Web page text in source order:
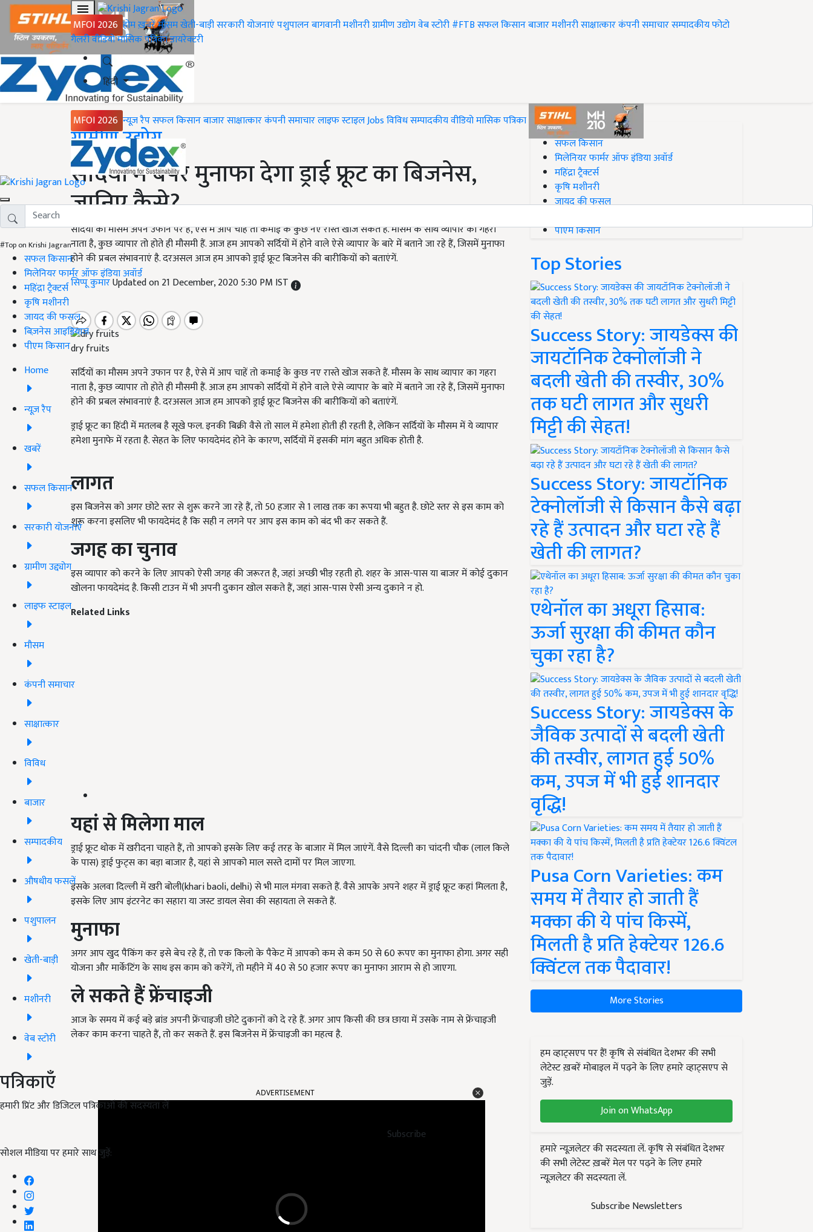
MFOI 2026 होमख़बरेंमौसमखेती-बाड़ीसरकारी योजनाएंपशुपालनबागवानीमशीनरीग्रामीण उद्योगवेब स्टोरी#FTBसफल किसानबाजारमशीनरीसाक्षात्कारकंपनी समाचारसम्पादकीयफोटो
गैलरीवीडियोमासिक पत्रिकाडायरेक्टरी
हिंदी
MFOI 2026 न्यूज़ रैपसफल किसानबाजारसाक्षात्कारकंपनी समाचारलाइफ स्टाइलJobsविविधसम्पादकीयवीडियोमासिक पत्रिका
#Top on Krishi Jagran
सफल किसान
मिलेनियर फार्मर ऑफ इंडिया अवॉर्ड
महिंद्रा ट्रैक्टर्स
कृषि मशीनरी
जायद की फसल
बिज़नेस आइडियाज
पीएम किसान
Home
न्यूज़ रैप
खबरें
सफल किसान
सरकारी योजनाएं
ग्रामीण उद्द्योग
लाइफ स्टाइल
मौसम
कंपनी समाचार
साक्षात्कार
विविध
बाजार
सम्पादकीय
औषधीय फसलें
पशुपालन
खेती-बाड़ी
मशीनरी
वेब स्टोरी
पत्रिकाएँ
हमारी प्रिंट और डिजिटल पत्रिकाओं की सदस्यता लें
Subscribe
सोशल मीडिया पर हमारे साथ जुड़ें:
Home
ग्रामीण उद्योग
सर्दियों में बंपर मुनाफा देगा ड्राई फ्रूट का बिजनेस,
जानिए कैसे?
सर्दियों का मौसम अपने उफान पर है, ऐसे में आप चाहें तो कमाई के कुछ नए रास्ते खोज सकते हैं. मौसम के साथ व्यापार का गहरा
नाता है, कुछ व्यापार तो होते ही मौसमी हैं. आज हम आपको सर्दियों में होने वाले ऐसे व्यापार के बारे में बताने जा रहे हैं, जिसमें मुनाफा
होने की प्रबल संभावनाएं है. दरअसल आज हम आपको ड्राई फ्रूट बिजनेस की बारीकियों को बताएंगें.
सिप्पू कुमारUpdated on 21 December, 2020 5:30 PM IST
dry fruits
सर्दियों का मौसम अपने उफान पर है, ऐसे में आप चाहें तो कमाई के कुछ नए रास्ते खोज सकते हैं. मौसम के साथ व्यापार का गहरा
नाता है, कुछ व्यापार तो होते ही मौसमी हैं. आज हम आपको सर्दियों में होने वाले ऐसे व्यापार के बारे में बताने जा रहे हैं, जिसमें मुनाफा
होने की प्रबल संभावनाएं है. दरअसल आज हम आपको ड्राई फ्रूट बिजनेस की बारीकियों को बताएंगें.
ड्राई फ्रूट का हिंदी में मतलब है सूखे फल. इनकी बिक्री वैसे तो साल में हमेशा होती ही रहती है, लेकिन सर्दियों के मौसम में ये व्यापार
हमेशा मुनाफे में रहता है. सेहत के लिए फायदेमंद होने के कारण, सर्दियों में इसकी मांग बहुत अधिक होती है.
लागत
इस बिजनेस को अगर छोटे स्तर से शुरू करने जा रहे हैं, तो 50 हजार से 1 लाख तक का रूपया भी बहुत है. छोटे स्तर से इस काम को
शुरू करना इसलिए भी फायदेमंद है कि सही न लगने पर आप इस काम को बंद भी कर सकते हैं.
जगहका चुनाव
इस व्यापार को करने के लिए आपको ऐसी जगह की जरूरत है, जहां अच्छी भीड़ रहती हो. शहर के आस-पास या बाजर में कोई दुकान
खोलना फायदेमंद है. किसी टाउन में भी अपनी दुकान खोल सकते हैं, जहां आस-पास ऐसी अन्य दुकाने न हो.
Related Links
यहां से मिलेगा माल
ड्राई फ्रूट थोक में खरीदना चाहते हैं, तो आपको इसके लिए कई तरह के बाजार में मिल जाएंगें. वैसे दिल्ली का चांदनी चौक (लाल किले
के पास) ड्राई फुट्स का बड़ा बाजार है, यहां से आपको माल सस्ते दामों पर मिल जाएगा.
इसके अलवा दिल्ली में खरी बोली(khari baoli, delhi) से भी माल मंगवा सकते हैं. वैसे आपके अपने शहर में ड्राई फ्रूट कहां मिलता है,
इसके लिए आप इंटरनेट का सहारा या जस्ट डायल सेवा की सहायता ले सकते हैं.
मुनाफा
अगर आप खुद पैकिंग कर इसे बेच रहे हैं, तो एक किलो के पैकेट में आपको कम से कम 50 से 60 रूपए का मुनाफा होगा. अगर सही
योजना और मार्केटिंग के साथ इस काम को करेंगें, तो महीने में 40 से 50 हजार रूपए का मुनाफा आराम से हो जाएगा.
ले सकते हैंफ्रेंचाइजी
आज के समय में कई बड़े ब्रांड अपनी फ्रेंचाइजी छोटे दुकानों को दे रहे हैं. अगर आप किसी की छत्र छाया में उसके नाम से फ्रेंचाइजी
लेकर काम करना चाहते हैं, तो कर सकते हैं. इस बिजनेस में फ्रेंचाइजी का महत्व है.
#Top on Krishi Jagran
सफल किसान
मिलेनियर फार्मर ऑफ इंडिया अवॉर्ड
महिंद्रा ट्रैक्टर्स
कृषि मशीनरी
जायद की फसल
पीएम किसान
Top Stories
Success Story: जायडेक्स की
जायटॉनिक टेक्नोलॉजी ने
बदली खेती की तस्वीर, 30%
तक घटी लागत और सुधरी
मिट्टी की सेहत!
Success Story: जायटॉनिक
टेक्नोलॉजी से किसान कैसे बढ़ा
रहे हैं उत्पादन और घटा रहे हैं
खेती की लागत?
एथेनॉल का अधूरा हिसाब:
ऊर्जा सुरक्षा की कीमत कौन
चुका रहा है?
Success Story: जायडेक्स के
जैविक उत्पादों से बदली खेती
की तस्वीर, लागत हुई 50%
कम, उपज में भी हुई शानदार
वृद्धि!
Pusa Corn Varieties: कम
समय में तैयार हो जाती हैं
मक्का की ये पांच किस्में,
मिलती है प्रति हेक्टेयर 126.6
क्विंटल तक पैदावार!
More Stories
हम व्हाट्सएप पर हैं! कृषि से संबंधित देशभर की सभी
लेटेस्ट ख़बरें मोबाइल में पढ़ने के लिए हमारे व्हाट्सएप से
जुड़ें.
Join on WhatsApp
हमारे न्यूज़लेटर की सदस्यता लें. कृषि से संबंधित देशभर
की सभी लेटेस्ट ख़बरें मेल पर पढ़ने के लिए हमारे
न्यूज़लेटर की सदस्यता लें.
Subscribe Newsletters